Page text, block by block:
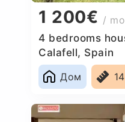
1 200€ /
4 bedrooms
Calafell, Spain
Дом